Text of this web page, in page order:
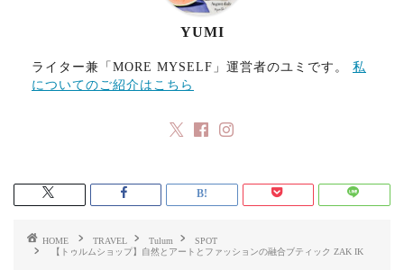
YUMI
ライター兼「MORE MYSELF」運営者のユミです。 私
についてのご紹介はこちら
HOME TRAVEL Tulum
SPOT
【トゥルムショップ】自然とアートとファッションの融合ブティック ZAK IK